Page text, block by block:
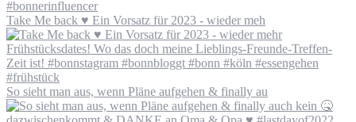
Take Me back ♥️ Ein Vorsatz für 2023 - wieder meh
So sieht man aus, wenn Pläne aufgehen & finally au